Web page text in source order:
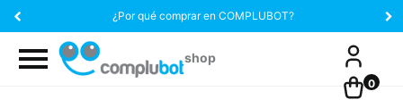
¿Por qué comprar en COMPLUBOT?
0